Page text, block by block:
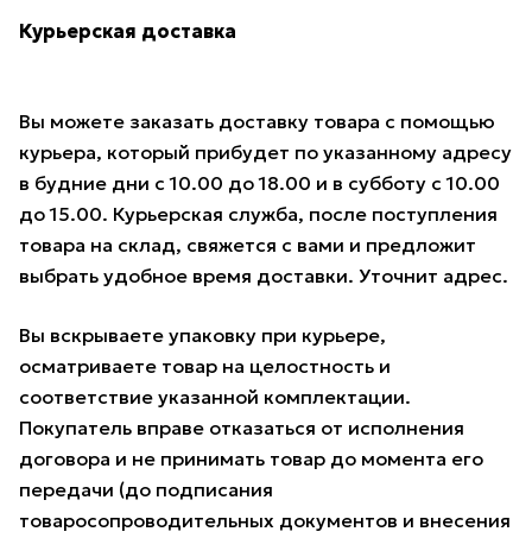
Курьерская доставка
Вы можете заказать доставку товара с помощью
курьера, который прибудет по указанному адресу
в будние дни с 10.00 до 18.00 и в субботу с 10.00
до 15.00. Курьерская служба, после поступления
товара на склад, свяжется с вами и предложит
выбрать удобное время доставки. Уточнит адрес.
Вы вскрываете упаковку при курьере,
осматриваете товар на целостность и
соответствие указанной комплектации.
Покупатель вправе отказаться от исполнения
договора и не принимать товар до момента его
передачи (до подписания
товаросопроводительных документов и внесения